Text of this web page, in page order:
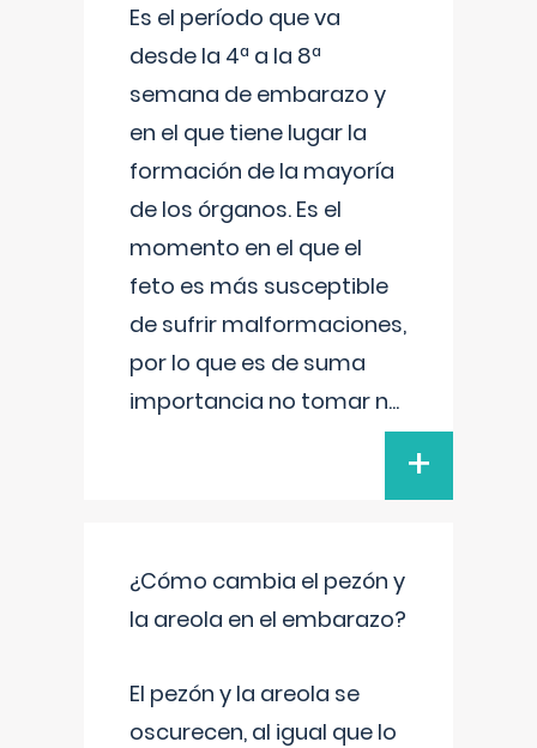
Es el período que va
desde la 4ª a la 8ª
semana de embarazo y
en el que tiene lugar la
formación de la mayoría
de los órganos. Es el
momento en el que el
feto es más susceptible
de sufrir malformaciones,
por lo que es de suma
importancia no tomar n...
+
¿Cómo cambia el pezón y
la areola en el embarazo?
El pezón y la areola se
oscurecen, al igual que lo